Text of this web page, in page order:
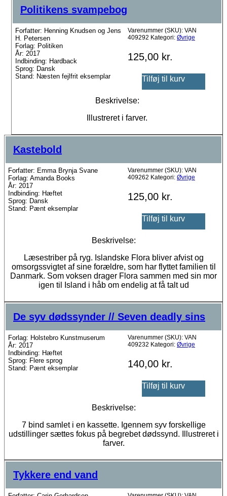
Politikens svampebog
Forfatter: Henning Knudsen og Jens
H. Petersen
Forlag: Politiken
År: 2017
Indbinding: Hardback
Sprog: Dansk
Stand: Næsten fejlfrit eksemplar
Varenummer (SKU): VAN
409292 Kategori: Øvrige
125,00 kr.
Tilføj til kurv
Beskrivelse:
Illustreret i farver.
Kastebold
Forfatter: Emma Brynja Svane
Forlag: Amanda Books
År: 2017
Indbinding: Hæftet
Sprog: Dansk
Stand: Pænt eksemplar
Varenummer (SKU): VAN
409262 Kategori: Øvrige
125,00 kr.
Tilføj til kurv
Beskrivelse:
Læsestriber på ryg. Islandske Flora bliver afvist og
omsorgssvigtet af sine forældre, som har flyttet familien til
Danmark. Som voksen drager Flora sammen med sin mor
igen til Island i håb om endelig at få talt ud
De syv dødssynder // Seven deadly sins
Forlag: Holstebro Kunstmuserum
År: 2017
Indbinding: Hæftet
Sprog: Flere sprog
Stand: Pænt eksemplar
Varenummer (SKU): VAN
409232 Kategori: Øvrige
140,00 kr.
Tilføj til kurv
Beskrivelse:
7 bind samlet i en kassette. Igennem syv forskellige
udstillinger sættes fokus på begrebet dødssynd. Illustreret i
farver.
Tykkere end vand